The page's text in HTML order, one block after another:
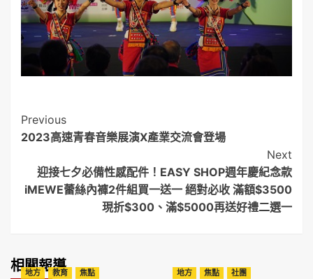
Post
Navigation
Previous
2023高速青春音樂展演X產業交流會登場
Next
迎接七夕必備性感配件！EASY SHOP週年慶紀念款
iMEWE蕾絲內褲2件組買一送一 絕對必收 滿額$3500
現折$300、滿$5000再送好禮二選一
相關報導
地方 教育 焦點 地方 焦點 社團